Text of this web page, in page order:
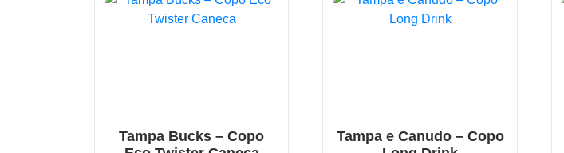
Tampa Bucks – Copo
Tampa e Canudo – Copo